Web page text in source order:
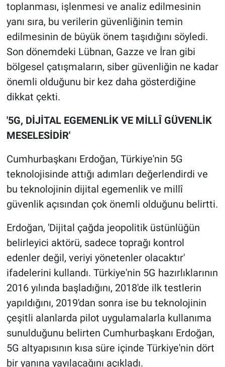
toplanması, işlenmesi ve analiz edilmesinin
yanı sıra, bu verilerin güvenliğinin temin
edilmesinin de büyük önem taşıdığını söyledi.
Son dönemdeki Lübnan, Gazze ve İran gibi
bölgesel çatışmaların, siber güvenliğin ne kadar
önemli olduğunu bir kez daha gösterdiğine
dikkat çekti.
'5G, DİJİTAL EGEMENLİK VE MİLLÎ GÜVENLİK
MESELESİDİR'
Cumhurbaşkanı Erdoğan, Türkiye'nin 5G
teknolojisinde attığı adımları değerlendirdi ve
bu teknolojinin dijital egemenlik ve millî
güvenlik açısından çok önemli olduğunu belirtti.
Erdoğan, 'Dijital çağda jeopolitik üstünlüğün
belirleyici aktörü, sadece toprağı kontrol
edenler değil, veriyi yönetenler olacaktır'
ifadelerini kullandı. Türkiye'nin 5G hazırlıklarının
2016 yılında başladığını, 2018'de ilk testlerin
yapıldığını, 2019'dan sonra ise bu teknolojinin
çeşitli alanlarda pilot uygulamalarla kullanıma
sunulduğunu belirten Cumhurbaşkanı Erdoğan,
5G altyapısının kısa süre içinde Türkiye'nin dört
bir yanına yayılacağını açıkladı.